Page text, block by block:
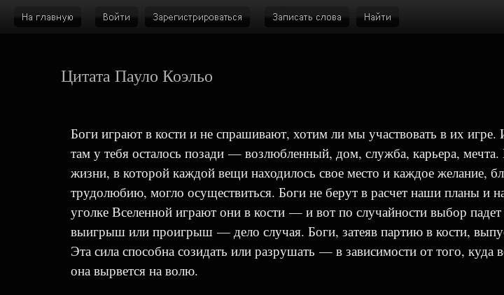
Цитата Пауло Коэльо
Боги играют в кости и не спрашивают, хотим ли мы участвовать в их игре.
там у тебя осталось позади — возлюбленный, дом, служба, карьера, мечта.
жизни, в которой каждой вещи находилось свое место и каждое желание,
трудолюбию, могло осуществиться. Боги не берут в расчет наши планы и
уголке Вселенной играют они в кости — и вот по случайности выбор
выигрыш или проигрыш — дело случая. Боги, затеяв партию в кости,
Эта сила способна созидать или разрушать — в зависимости от того, куда
она вырвется на волю.